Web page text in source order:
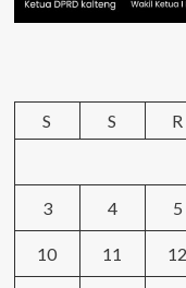
S
S R
3 4 5
10 11 12